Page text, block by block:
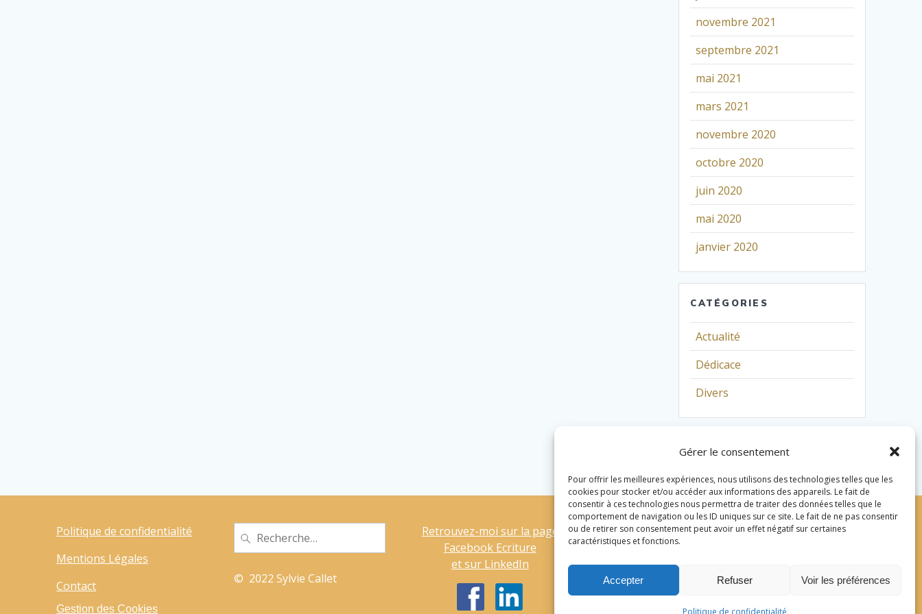
Gérer le consentement
Pour offrir les meilleures expériences, nous utilisons des technologies telles que les
cookies pour stocker et/ou accéder aux informations des appareils. Le fait de
consentir à ces technologies nous permettra de traiter des données telles que le
comportement de navigation ou les ID uniques sur ce site. Le fait de ne pas consentir
ou de retirer son consentement peut avoir un effet négatif sur certaines
caractéristiques et fonctions.
Accepter Refuser Voir les préférences
Politique de confidentialité
novembre 2021
septembre 2021
mai 2021
mars 2021
novembre 2020
octobre 2020
juin 2020
mai 2020
janvier 2020
CATÉGORIES
Actualité
Dédicace
Divers
Politique de confidentialité
Mentions Légales
Contact
Gestion des Cookies
Recherche
pour
© 2022 Sylvie Callet
Retrouvez-moi sur la page
Facebook Ecriture
et sur LinkedIn